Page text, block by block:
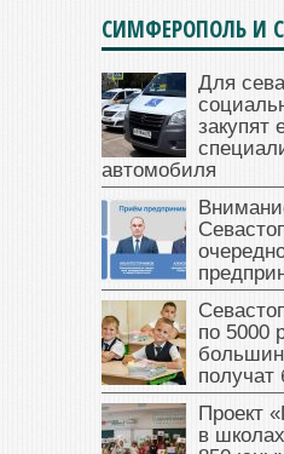
СИМФЕРОПОЛЬ И
Для
закупят
автомобиля
по 5000
получат
Проект
в